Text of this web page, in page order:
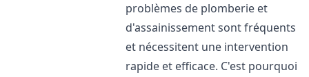
problèmes de plomberie et
d'assainissement sont fréquents
et nécessitent une intervention
rapide et efficace. C'est pourquoi